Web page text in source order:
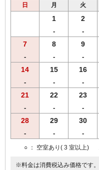
日 月 火
1
-
2
-
7
-
8
-
9
-
14
-
15
-
16
-
21
-
22
-
23
-
28
-
29
-
30
-
○ ： 空室あり( 3 室以上)
※料金は消費税込み価格です。